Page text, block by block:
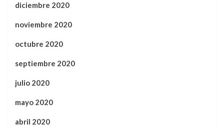
diciembre 2020
noviembre 2020
octubre 2020
septiembre 2020
julio 2020
mayo 2020
abril 2020